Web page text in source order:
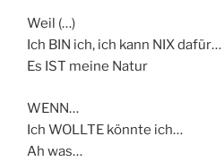
Weil (…)
Ich BIN ich, ich kann NIX dafür…
Es IST meine Natur
WENN…
Ich WOLLTE könnte ich…
Ah was…